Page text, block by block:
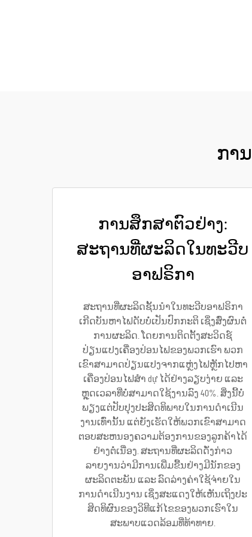
ກາ
ການສຶກສາຕົວຢ່າງ:
ສະຖານທີ່ຜະລິດໃນທະວີບ
ອາຟຣິກາ
ສະຖານທີ່ຜະລິດຊັ້ນນຳໃນທະວີບອາຟຣິກາ
ເກີດບັນຫາໄຟດັບບໍ່ເປັນປົກກະຕິ ເຊິ່ງສົ່ງຜົນຕໍ່
ການຜະລິດ. ໂດຍການຕິດຕັ້ງສະວິດຊ໌
ປ່ຽນແປງເຄື່ອງປ່ອນໄຟຂອງພວກເຮົາ ພວກ
ເຂົາສາມາດປ່ຽນແປງຈາກແຫຼ່ງໄຟຫຼັກໄປຫາ
ເຄື່ອງປ່ອນໄຟສຳ dự ໄດ້ຢ່າງລຽບງ່າຍ ແລະ
ຫຼຸດເວລາທີ່ບໍ່ສາມາດໃຊ້ງານລົງ 40%. ສິ່ງນີ້ບໍ່
ພຽງແຕ່ປັບປຸງປະສິດທິພາບໃນການດຳເນີນ
ງານເທົ່ານັ້ນ ແຕ່ຍັງເຮັດໃຫ້ພວກເຂົາສາມາດ
ຕອບສະຫນອງຄວາມຕ້ອງການຂອງລູກຄ້າໄດ້
ຢ່າງຕໍ່ເນື່ອງ. ສະຖານທີ່ຜະລິດດັ່ງກ່າວ
ລາຍງານວ່າມີການເພີ່ມຂື້ນຢ່າງມີນັກຂອງ
ຜະລິດຕະພັນ ແລະ ລົດລ່າງຄ່າໃຊ້ຈ່າຍໃນ
ການດຳເນີນງານ ເຊິ່ງສະແດງໃຫ້ເຫັນເຖິງປະ
ສິດທິຜົນຂອງວິທີແກ້ໄຂຂອງພວກເຮົາໃນ
ສະພາບແວດລ້ອມທີ່ທ້າທາຍ.